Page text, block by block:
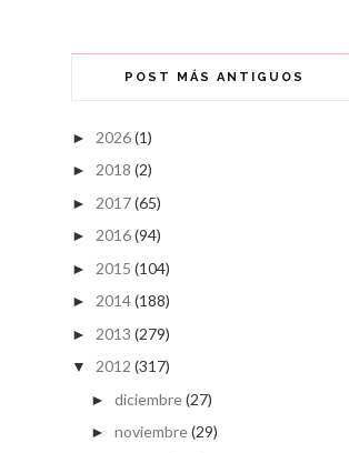
POST MÁS ANTIGUOS
► 2026(1)
► 2018 (2)
► 2017(65)
► 2016(94)
► 2015 (104)
► 2014(188)
► 2013 (279)
▼ 2012 (317)
► diciembre(27)
► noviembre(29)